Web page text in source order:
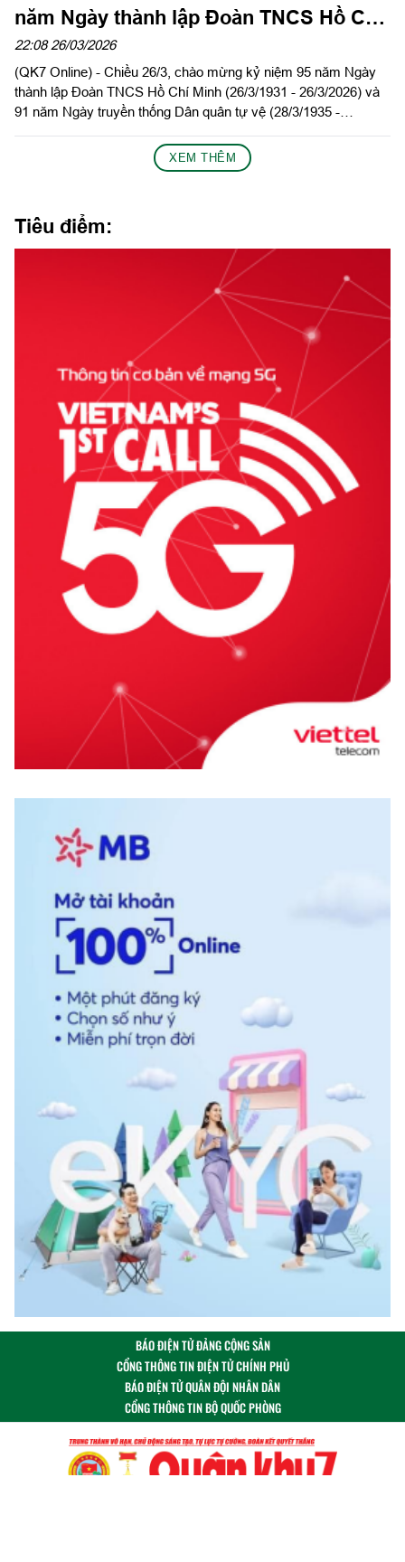
năm Ngày thành lập Đoàn TNCS Hồ Chí
Minh và 91 năm Ngày truyền thống Dân
quân tự vệ
22:08 26/03/2026
(QK7 Online) - Chiều 26/3, chào mừng kỷ niệm 95 năm Ngày
thành lập Đoàn TNCS Hồ Chí Minh (26/3/1931 - 26/3/2026) và
91 năm Ngày truyền thống Dân quân tự vệ (28/3/1935 -
hợp cùng Lữ đoàn 77 tổ chức buổi giao lưu Pickleball.
XEM THÊM
Tiêu điểm:
BÁO ĐIỆN TỬ ĐẢNG CỘNG SẢN
CỔNG THÔNG TIN ĐIỆN TỬ CHÍNH PHỦ
BÁO ĐIỆN TỬ QUÂN ĐỘI NHÂN DÂN
CỔNG THÔNG TIN BỘ QUỐC PHÒNG